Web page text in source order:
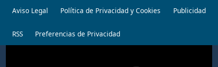
Aviso Legal Política de Privacidad y Cookies Publicidad
RSS Preferencias de Privacidad